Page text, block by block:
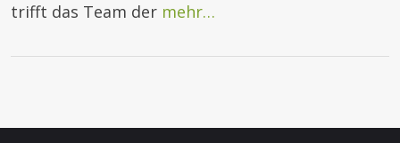
trifft das Team der mehr…